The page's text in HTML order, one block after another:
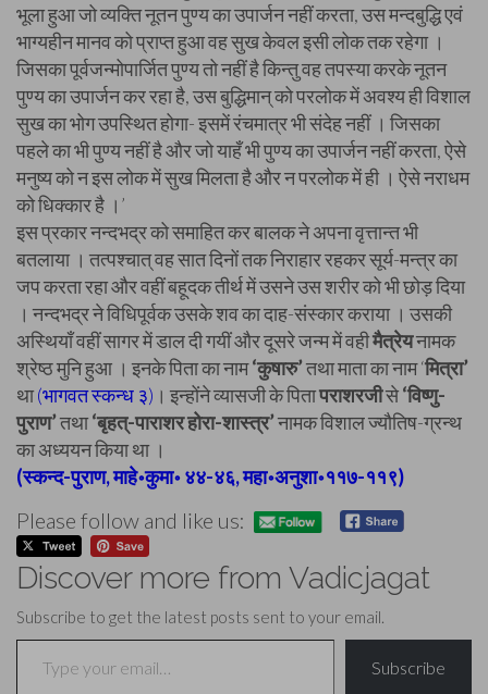
भूला हुआ जो व्यक्ति नूतन पुण्य का उपार्जन नहीं करता, उस मन्दबुद्धि एवं
भाग्यहीन मानव को प्राप्त हुआ वह सुख केवल इसी लोक तक रहेगा ।
जिसका पूर्वजन्मोपार्जित पुण्य तो नहीं है किन्तु वह तपस्या करके नूतन
पुण्य का उपार्जन कर रहा है, उस बुद्धिमान् को परलोक में अवश्य ही विशाल
सुख का भोग उपस्थित होगा- इसमें रंचमात्र भी संदेह नहीं । जिसका
पहले का भी पुण्य नहीं है और जो याहँ भी पुण्य का उपार्जन नहीं करता, ऐसे
मनुष्य को न इस लोक में सुख मिलता है और न परलोक में ही । ऐसे नराधम
को धिक्कार है ।’
इस प्रकार नन्दभद्र को समाहित कर बालक ने अपना वृत्तान्त भी
बतलाया । तत्पश्चात् वह सात दिनों तक निराहार रहकर सूर्य-मन्त्र का
जप करता रहा और वहीं बहूदक तीर्थ में उसने उस शरीर को भी छोड़ दिया
। नन्दभद्र ने विधिपूर्वक उसके शव का दाह-संस्कार कराया । उसकी
अस्थियाँ वहीं सागर में डाल दी गयीं और दूसरे जन्म में वहीमैत्रेयनामक
श्रेष्ठ मुनि हुआ । इनके पिता का नाम‘कुषारु’तथा माता का नाम ‘मित्रा’
था(भागवत स्कन्ध ३) । इन्होंने व्यासजी के पितापराशरजीसे‘विष्णु-
पुराण’तथा‘बृहत्-पाराशर होरा-शास्त्र’नामक विशाल ज्यौतिष-ग्रन्थ
का अध्ययन किया था ।
(स्कन्द-पुराण, माहे॰कुमा॰ ४४-४६, महा॰अनुशा॰११७-११९)
Please follow and like us:
Discover more from Vadicjagat
Subscribe to get the latest posts sent to your email.
Type your email…
Subscribe